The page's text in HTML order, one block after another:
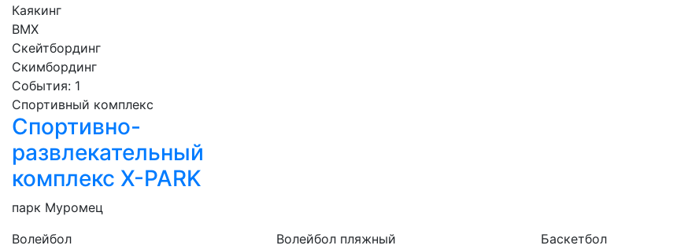
Каякинг
BMX
Скейтбординг
Скимбординг
События: 1
Спортивный комплекс
Спортивно-
развлекательный
комплекс X-PARK
парк Муромец
Волейбол
Волейбол пляжный
Баскетбол